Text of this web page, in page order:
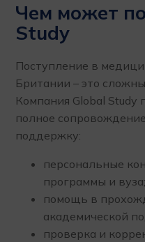
Чем может
Study
Поступление в
Британии – это
Компания Global Study
полное
поддержку:
персональные
программы и вуза;
помощь в
академической
проверка и